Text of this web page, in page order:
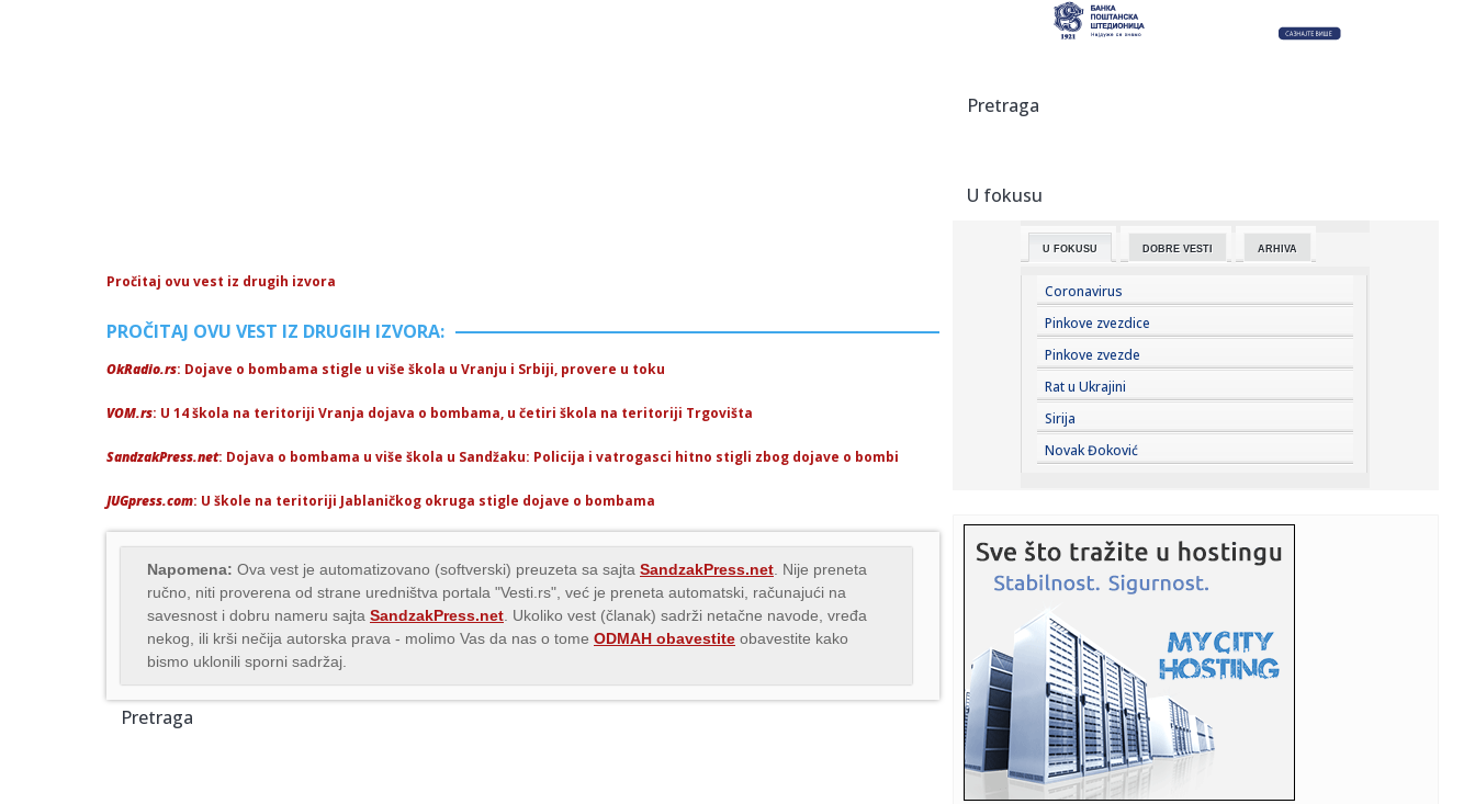
Pročitaj ovu vest iz drugih izvora
PROČITAJ OVU VEST IZ DRUGIH IZVORA:
OkRadio.rs: Dojave o bombama stigle u više škola u Vranju i Srbiji, provere u toku
VOM.rs: U 14 škola na teritoriji Vranja dojava o bombama, u četiri škola na teritoriji Trgovišta
SandzakPress.net: Dojava o bombama u više škola u Sandžaku: Policija i vatrogasci hitno stigli zbog dojave o bombi
JUGpress.com: U škole na teritoriji Jablaničkog okruga stigle dojave o bombama
Napomena: Ova vest je automatizovano (softverski) preuzeta sa sajta SandzakPress.net . Nije preneta
ručno, niti proverena od strane uredništva portala "Vesti.rs", već je preneta automatski, računajući na
savesnost i dobru nameru sajta SandzakPress.net . Ukoliko vest (članak) sadrži netačne navode, vređa
nekog, ili krši nečija autorska prava - molimo Vas da nas o tome ODMAH obavestite obavestite kako
bismo uklonili sporni sadržaj.
Pretraga
13:34:U Sloveniji od utorka jeftinije gorivo
novo ime i grb, ev...
13:33:
13:33:
Jupiterov mesec Evropa možda krije znakove života - ali
13:32:Rukometni savez Srbije promenio ime u Srpski rukometni
savez
13:25:Detalji nesreće kod Banjaluke u kojoj je poginuo mladić
13:25:Požar kod Konjica lokalizovan, vatrogasci i dalje na terenu
13:25: Teška nesreća u Potkozarju: Poginuo mladić
13:25:
svakom korak...
13:24:Invazija moguća svakog časa – uzbuna u evropskoj zemlji,
alar...
13:23:Đedović optimista po pitanju NIS-a: "Bićemo u boljoj
poziciji ...
13:22:Nezapamćena kriza Rivera VIDEO
Pretraga
U fokusu
U FOKUSU DOBRE VESTI ARHIVA
Coronavirus
Pinkove zvezdice
Pinkove zvezde
Rat u Ukrajini
Sirija
Novak Đoković